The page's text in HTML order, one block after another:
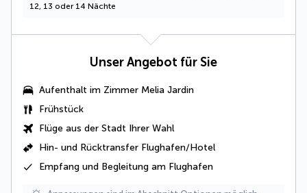
12, 13 oder 14 Nächte
Unser Angebot für Sie
Aufenthalt im Zimmer Melia Jardin
Frühstück
Flüge aus der Stadt Ihrer Wahl
Hin- und Rücktransfer Flughafen/Hotel
Empfang und Begleitung am Flughafen